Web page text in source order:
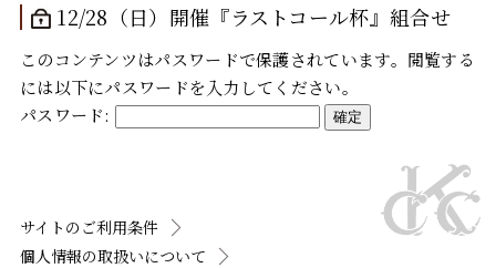
12/28（日）開催『ラストコール杯』組合せ
このコンテンツはパスワードで保護されています。閲覧する
には以下にパスワードを入力してください。
パスワード:
サイトのご利用条件
個人情報の取扱いについて